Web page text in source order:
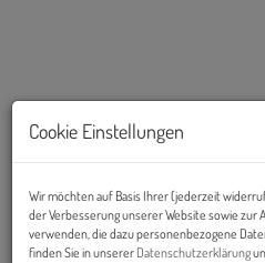
KI
Links
Cookie Einstellungen
Wir möchten auf Basis Ihrer (jederzeit
der Verbesserung unserer Website sowie zur
verwenden, die dazu personenbezogene
finden Sie in unserer Datenschutzerklärung